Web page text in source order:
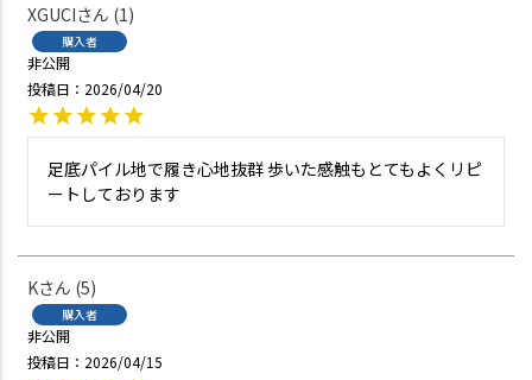
XGUCI 1
購入者
非公開
投稿日
2026/04/20
足底パイル地で履き心地抜群 歩いた感触もとてもよくリピ
ートしております
K 5
購入者
非公開
投稿日
2026/04/15